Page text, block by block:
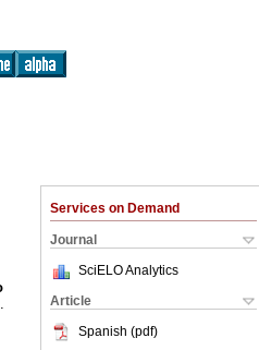
Services on Demand
Journal
SciELO Analytics
Article
Spanish (pdf)